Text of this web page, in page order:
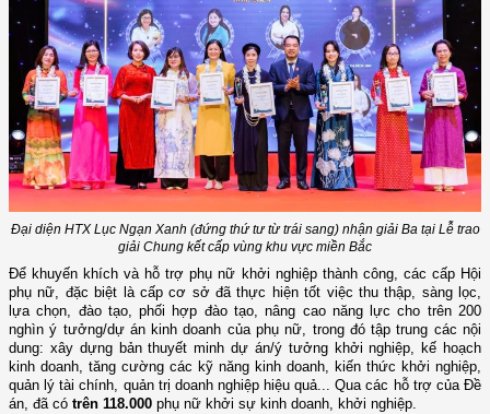
Đại diện HTX Lục Ngạn Xanh (đứng thứ tư từ trái sang) nhận giải Ba tại Lễ trao
giải Chung kết cấp vùng khu vực miền Bắc
Để khuyến khích và hỗ trợ phụ nữ khởi nghiệp thành công, các cấp Hội
phụ nữ, đặc biệt là cấp cơ sở đã thực hiện tốt việc thu thập, sàng lọc,
lựa chọn, đào tạo, phối hợp đào tạo, nâng cao năng lực cho trên 200
nghìn ý tưởng/dự án kinh doanh của phụ nữ, trong đó tập trung các nội
dung: xây dựng bản thuyết minh dự án/ý tưởng khởi nghiệp, kế hoạch
kinh doanh, tăng cường các kỹ năng kinh doanh, kiến thức khởi nghiệp,
quản lý tài chính, quản trị doanh nghiệp hiệu quả... Qua các hỗ trợ của Đề
án, đã có trên 118.000 phụ nữ khởi sự kinh doanh, khởi nghiệp.